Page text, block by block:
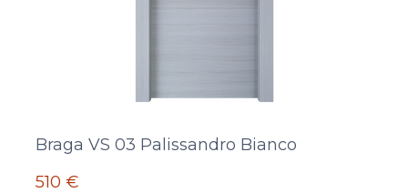
Braga VS 03 Palissandro Bianco
510 €